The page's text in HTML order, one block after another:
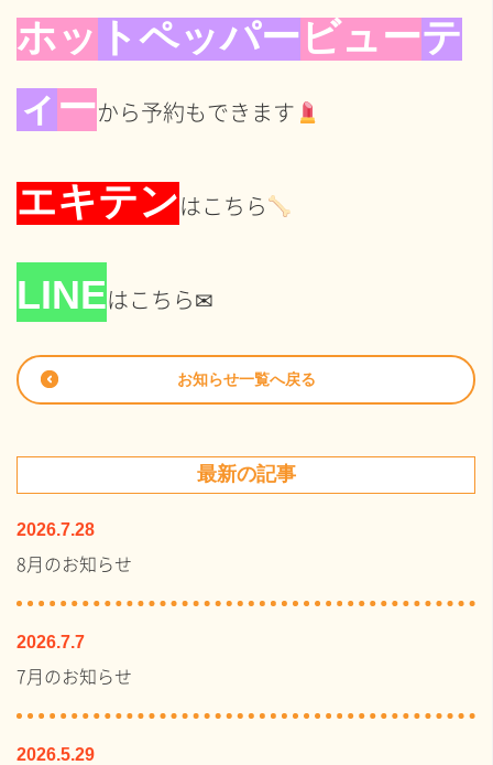
ホッ トペッパー ビューテ
ィ ーから予約もできます
エキテンはこちら
LINEはこちら✉
お知らせ一覧へ戻る
最新の記事
8月のお知らせ
2026.7.28
7月のお知らせ
2026.7.7
2026.5.29